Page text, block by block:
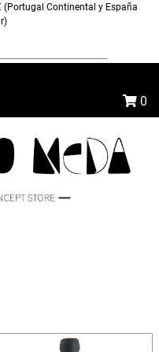
Continental y España
0